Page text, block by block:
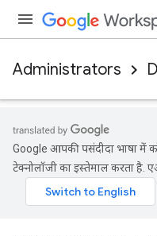
Administrators
Google आपकी पसंदीदा भाषा में
टेक्नोलॉजी का इस्तेमाल करता है.